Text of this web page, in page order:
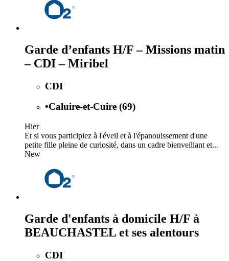
Garde d’enfants H/F – Missions matin
– CDI – Miribel
CDI
•Caluire-et-Cuire (69)
Hier
Et si vous participiez à l'éveil et à l'épanouissement d'une
petite fille pleine de curiosité, dans un cadre bienveillant et...
New
Garde d'enfants à domicile H/F à
BEAUCHASTEL et ses alentours
CDI